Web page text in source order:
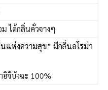
ได้กลิ่นคั่วจางๆ
แห่งความสุข” มีกลิ่นอโรม่า
อิจิบังฉะ 100%